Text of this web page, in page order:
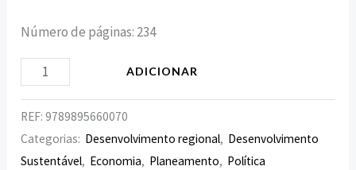
Número de páginas: 234
ADICIONAR
REF:9789895660070
Categorias: Desenvolvimento regional, Desenvolvimento
Sustentável, Economia, Planeamento, Política